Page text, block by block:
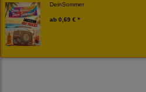
DeinSommer
ab 0,69 € *